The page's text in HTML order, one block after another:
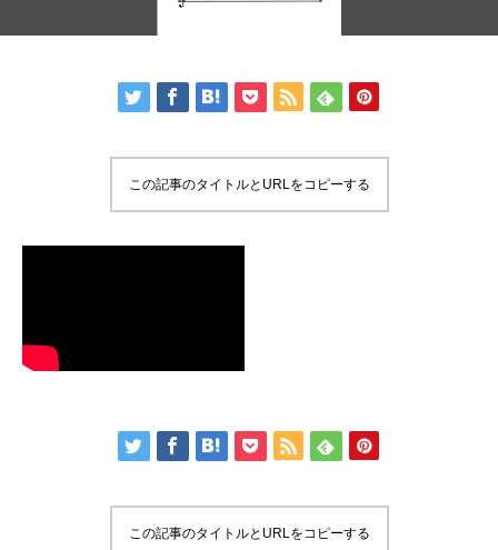
この記事のタイトルとURLをコピーする
この記事のタイトルとURLをコピーする